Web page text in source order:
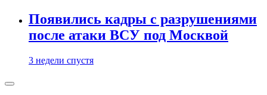
Появились кадры с разрушениями
после атаки ВСУ под Москвой
3 недели спустя